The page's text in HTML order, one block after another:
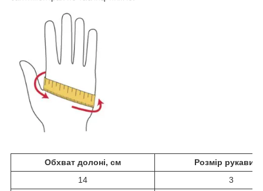
Обхват долоні, см
Розмір
14
3